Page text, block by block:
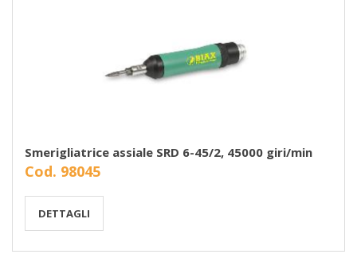
Smerigliatrice assiale SRD 6-45/2, 45000 giri/min
Cod. 98045
DETTAGLI